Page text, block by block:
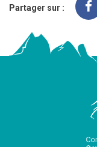
Partager sur :